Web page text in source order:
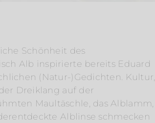
Schönheit des
Alb inspirierte bereits Eduard
(Natur-)Gedichten. Kultur,
Dreiklang auf der
Maultäschle, das Alblamm,
Alblinse schmecken